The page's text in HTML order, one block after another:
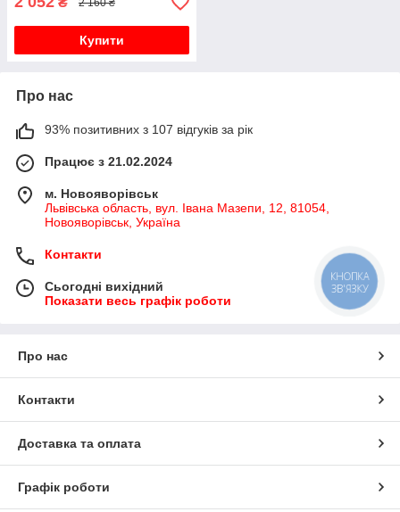
Купити
Про нас
93% позитивних з 107 відгуків за рік
Працює з 21.02.2024
м. Новояворівськ
Львівська область, вул. Івана Мазепи, 12, 81054,
Новояворівськ, Україна
Контакти
Сьогодні вихідний
Показати весь графік роботи
Про нас
Контакти
Доставка та оплата
Графік роботи
КНОПКА
ЗВ'ЯЗКУ